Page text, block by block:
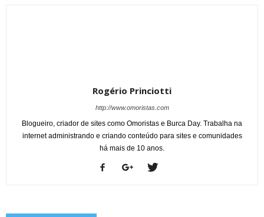
Rogério Princiotti
http://www.omoristas.com
Blogueiro, criador de sites como Omoristas e Burca Day. Trabalha na
internet administrando e criando conteúdo para sites e comunidades
há mais de 10 anos.